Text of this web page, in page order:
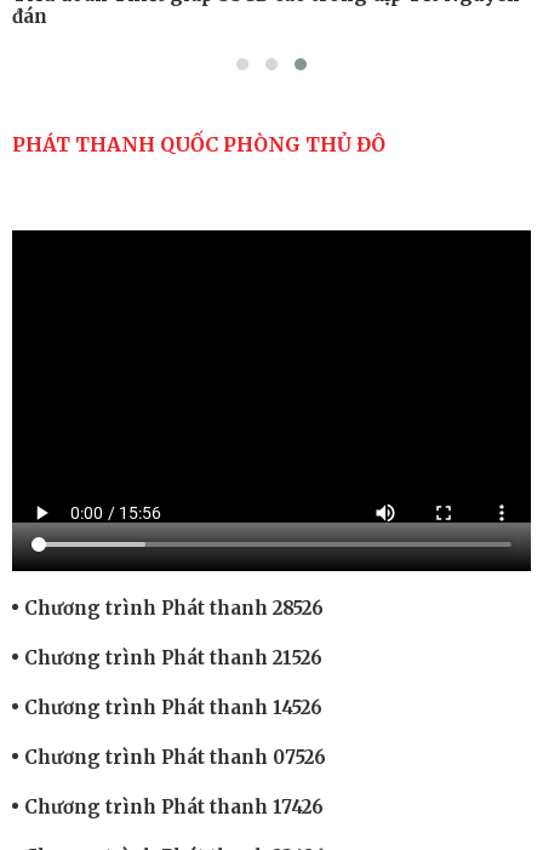
đán
PHÁT THANH QUỐC PHÒNG THỦ ĐÔ
Chương trình Phát thanh 28526
Chương trình Phát thanh 21526
Chương trình Phát thanh 14526
Chương trình Phát thanh 07526
Chương trình Phát thanh 17426